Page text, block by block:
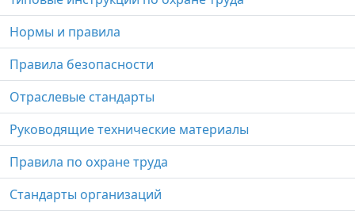
Нормы и правила
Правила безопасности
Отраслевые стандарты
Руководящие технические материалы
Правила по охране труда
Стандарты организаций